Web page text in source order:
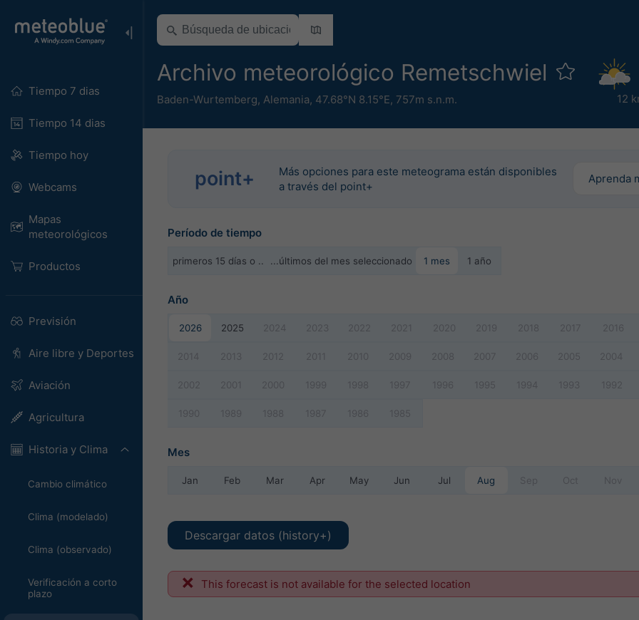
Tiempo 7 dias
Tiempo 14 dias
Tiempo hoy
Webcams
Mapas
meteorológicos
Productos
Previsión
Aire libre y Deportes
Aviación
Agricultura
Historia y Clima
Cambio climático
Clima (modelado)
Clima (observado)
Verificación a corto
plazo
Archivo meteorológico Remetschwiel
Baden-Wurtemberg, Alemania, 47.68°N 8.15°E, 757m s.n.m. 12
point+
Más opciones para este meteograma están disponibles
a través del point+
Aprenda
Período de tiempo
primeros 15 días o .. ...últimos del mes seleccionado 1 mes 1 año
Año
2026 2025 2024 2023 2022 2021 2020 2019 2018 2017 2016
2014 2013 2012 2011 2010 2009 2008 2007 2006 2005 2004
2002 2001 2000 1999 1998 1997 1996 1995 1994 1993 1992
1990 1989 1988 1987 1986 1985
Mes
Jan Feb Mar Apr May Jun Jul Aug Sep Oct Nov
Descargar datos (history+)
This forecast is not available for the selected location